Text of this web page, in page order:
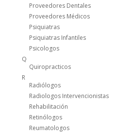
Proveedores Dentales
Proveedores Médicos
Psiquiatras
Psiquiatras Infantiles
Psicologos
Q
Quiropracticos
R
Radiólogos
Radiologos Intervencionistas
Rehabilitación
Retinólogos
Reumatologos